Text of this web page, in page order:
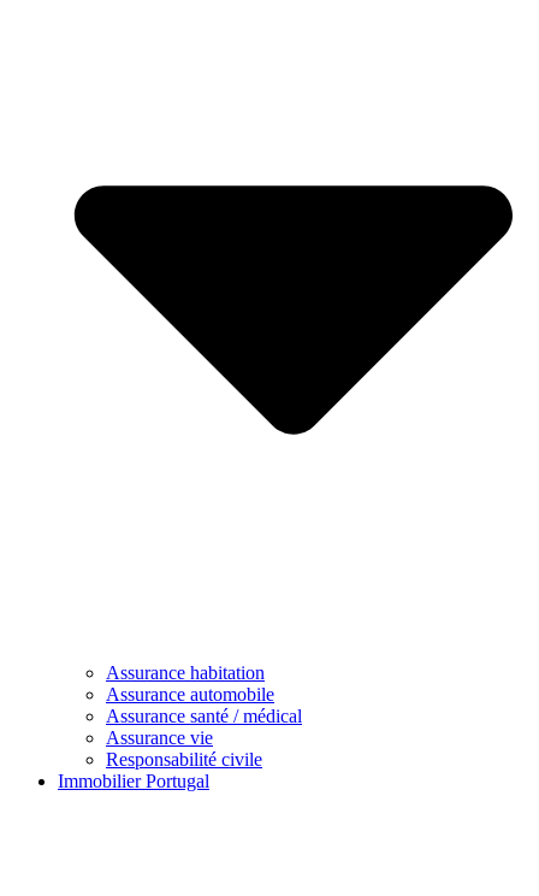
Assurance habitation
Assurance automobile
Assurance santé / médical
Assurance vie
Responsabilité civile
Immobilier Portugal